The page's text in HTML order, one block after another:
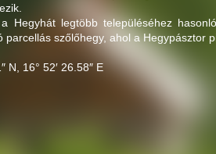
Hegyhát legtöbb településéhez
parcellás szőlőhegy, ahol a Hegypásztor
N, 16° 52′ 26.58″ E